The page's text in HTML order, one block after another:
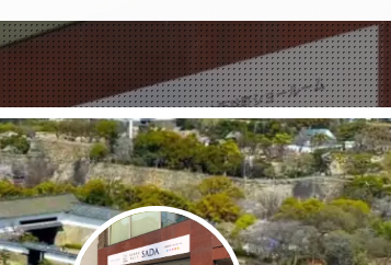
シ
ェ
ア
し
て
く